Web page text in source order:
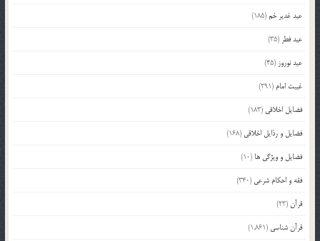
عید غدیر خم(185)
عید فطر (35)
عید نوروز (45)
غیبت امام (291)
فضایل اخلاقی (183)
فضایل و رذایل اخلاقی (168)
فضایل و ویژگی ها (10)
فقه و احکام شرعی (340)
قرآن(23)
قرآن شناسی (1,861)